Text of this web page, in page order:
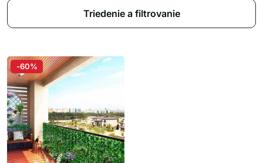
Triedenie a filtrovanie
-60%